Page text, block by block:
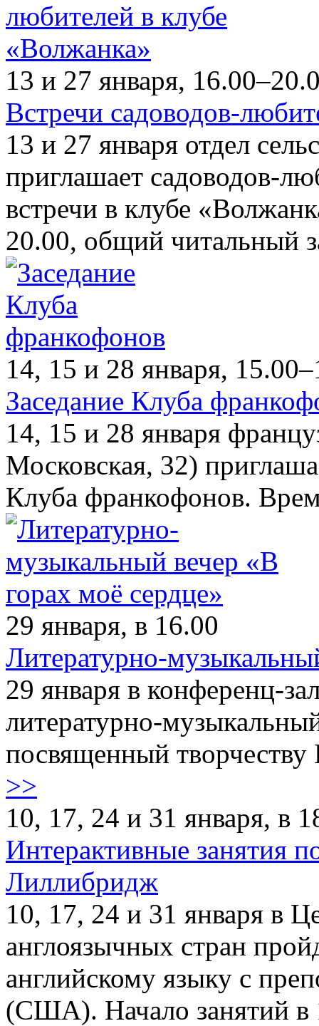
13 и 27 января,
Встречи садоводов-
13 и 27 января отдел
приглашает садоводов-
встречи в клубе
20.00, общий читальный
14, 15 и 28 января,
Заседание Клуба
14, 15 и 28 января
Московская, 32)
Клуба франкофонов.
29 января, в 16.00
Литературно-
29 января в конференц-
литературно-
посвященный творчеству
>>
10, 17, 24 и 31 января, в
Интерактивные занятия
Лиллибридж
10, 17, 24 и 31 января в
англоязычных стран
английскому языку с
(США). Начало занятий в